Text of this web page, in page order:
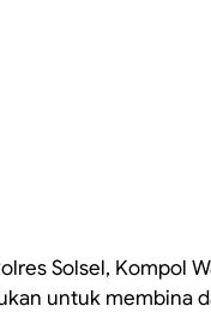
Solsel, Kompol
untuk membina